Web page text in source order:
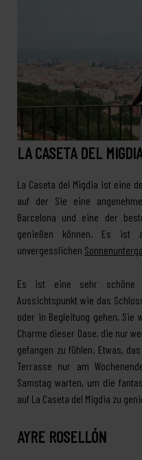
LA CASETA DEL MIGDIA
La Caseta del Migdia ist eine
auf der Sie eine
Barcelona und eine der
genießen können. Es ist
unvergesslichen
Es ist eine sehr schöne
Aussichtspunkt wie das
oder in Begleitung gehen, Sie
Charme dieser Oase, die nur
gefangen zu fühlen. Etwas,
Terrasse nur am
Samstag warten, um die
auf La Caseta del Migdia zu
AYRE ROSELLÓN